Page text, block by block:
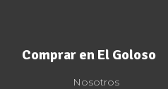
Comprar en El Goloso
Nosotros